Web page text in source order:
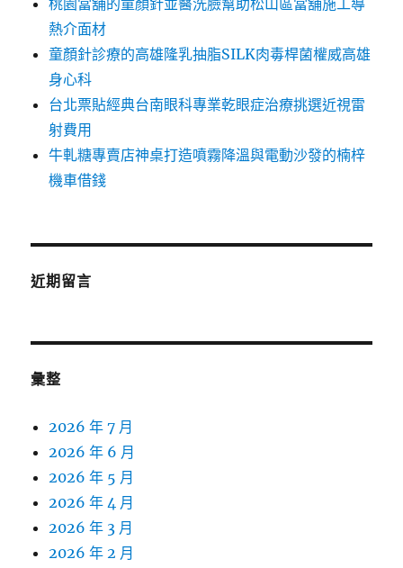
桃園當舖的童顏針並醫洗臉幫助松山區當舖施工導
熱介面材
童顏針診療的高雄隆乳抽脂SILK肉毒桿菌權威高雄
身心科
台北票貼經典台南眼科專業乾眼症治療挑選近視雷
射費用
牛軋糖專賣店神桌打造噴霧降溫與電動沙發的楠梓
機車借錢
近期留言
彙整
2026 年 7 月
2026 年 6 月
2026 年 5 月
2026 年 4 月
2026 年 3 月
2026 年 2 月